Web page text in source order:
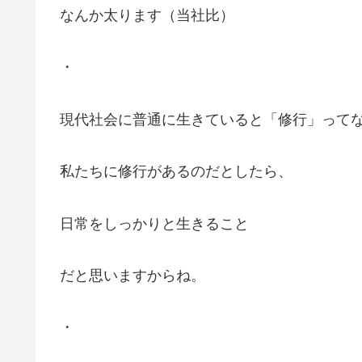
なんか太ります（当社比）
・
現代社会に普通に生きていると「修行」って
私たちに修行があるのだとしたら、
日常をしっかりと生きること
だと思いますからね。
・